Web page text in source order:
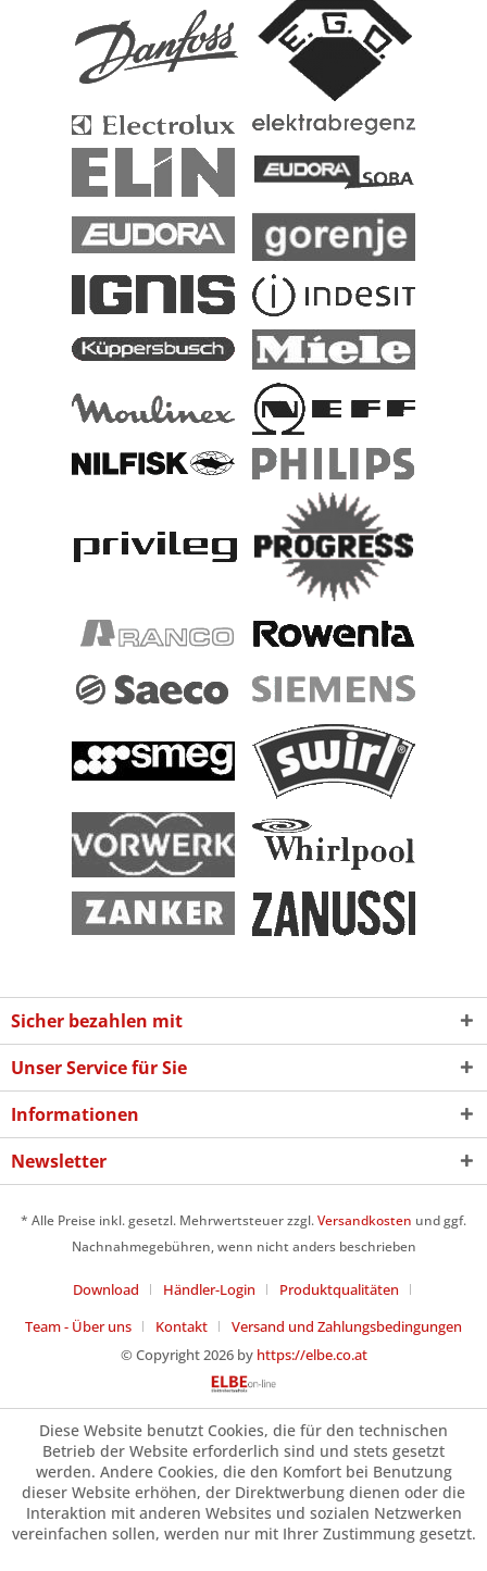
Sicher bezahlen mit
Unser Service für Sie
Informationen
Newsletter
* Alle Preise inkl. gesetzl. Mehrwertsteuer zzgl.Versandkosten und ggf.
Nachnahmegebühren, wenn nicht anders beschrieben
Download Händler-Login
Produktqualitäten
Team - Über uns
Kontakt
Versand und Zahlungsbedingungen
© Copyright 2026 by https://elbe.co.at
Diese Website benutzt Cookies, die für den technischen
Betrieb der Website erforderlich sind und stets gesetzt
werden. Andere Cookies, die den Komfort bei Benutzung
dieser Website erhöhen, der Direktwerbung dienen oder die
Interaktion mit anderen Websites und sozialen Netzwerken
vereinfachen sollen, werden nur mit Ihrer Zustimmung gesetzt.